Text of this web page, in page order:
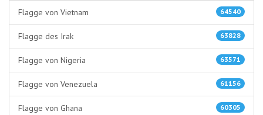
64540
Flagge von Vietnam
63828
Flagge des Irak
63571
Flagge von Nigeria
61156
Flagge von Venezuela
60305
Flagge von Ghana